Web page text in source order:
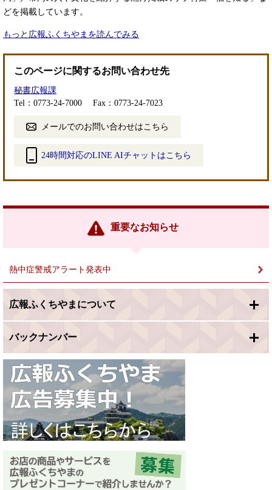
どを掲載しています。
もっと広報ふくちやまを読んでみる
このページに関するお問い合わせ先
秘書広報課
Tel：0773-24-7000
Fax：0773-24-7023
メールでのお問い合わせはこちら
24時間対応のLINE AIチャットはこちら
リ
重要なお知らせ
熱中症警戒アラート発表中
広報ふくちやまについて
バックナンバー